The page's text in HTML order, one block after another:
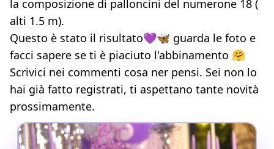
la composizione di palloncini del numerone 18 (
alti 1.5 m).
Questo è stato il risultato💜🦋 guarda le foto e
facci sapere se ti è piaciuto l'abbinamento 🤗
Scrivici nei commenti cosa ner pensi. Sei non lo
hai già fatto registrati, ti aspettano tante novità
prossimamente.